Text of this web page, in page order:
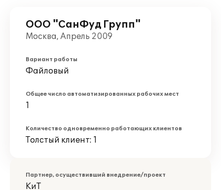
ООО "СанФуд Групп"
Москва, Апрель 2009
Вариант работы
Файловый
Общее число автоматизированных рабочих мест
1
Количество одновременно работающих клиентов
Толстый клиент: 1
Партнер, осуществивший внедрение/проект
КиТ